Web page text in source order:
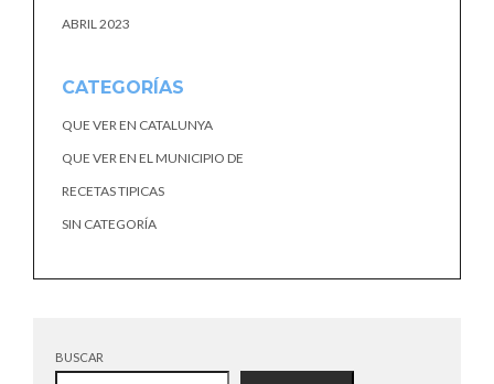
ABRIL 2023
CATEGORÍAS
QUE VER EN CATALUNYA
QUE VER EN EL MUNICIPIO DE
RECETAS TIPICAS
SIN CATEGORÍA
BUSCAR